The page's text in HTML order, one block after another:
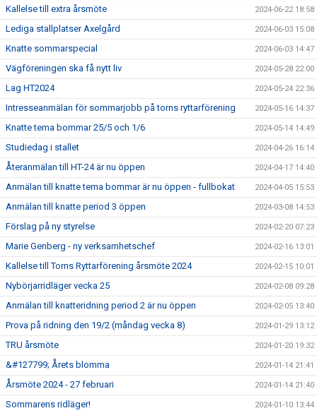
Kallelse till extra årsmöte 2024-06-22 18:58
Lediga stallplatser Axelgård 2024-06-03 15:08
Knatte sommarspecial 2024-06-03 14:47
Vägföreningen ska få nytt liv 2024-05-28 22:00
Lag HT2024 2024-05-24 22:36
Intresseanmälan för sommarjobb på torns ryttarförening 2024-05-16 14:37
Knatte tema bommar 25/5 och 1/6 2024-05-14 14:49
Studiedag i stallet 2024-04-26 16:14
Återanmälan till HT-24 är nu öppen 2024-04-17 14:40
Anmälan till knatte tema bommar är nu öppen - fullbokat 2024-04-05 15:53
Anmälan till knatte period 3 öppen 2024-03-08 14:53
Förslag på ny styrelse 2024-02-20 07:23
Marie Genberg - ny verksamhetschef 2024-02-16 13:01
Kallelse till Torns Ryttarförening årsmöte 2024 2024-02-15 10:01
Nybörjarridläger vecka 25 2024-02-08 09:28
Anmälan till knatteridning period 2 är nu öppen 2024-02-05 13:40
Prova på ridning den 19/2 (måndag vecka 8) 2024-01-29 13:12
TRU årsmöte 2024-01-20 19:32
&#127799; Årets blomma 2024-01-14 21:41
Årsmöte 2024 - 27 februari 2024-01-14 21:40
Sommarens ridläger! 2024-01-10 13:44